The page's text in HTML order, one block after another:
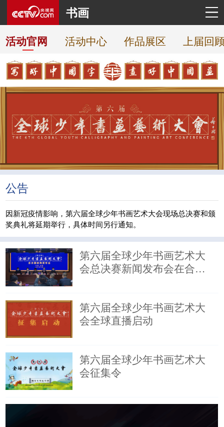
书画
活动官网 活动中心 作品展区 上届回
公告
因新冠疫情影响，第六届全球少年书画艺术大会现场总决赛和颁
奖典礼将延期举行，具体时间另行通知。
第六届全球少年书画艺术大
会总决赛新闻发布会在合阳
第六届全球少年书画艺术大
会全球直播启动
第六届全球少年书画艺术大
会征集令